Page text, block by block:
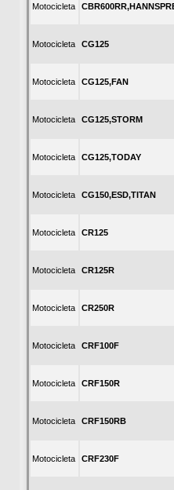
Motocicleta
Motocicleta CG125
Motocicleta CG125,FAN
Motocicleta CG125,STORM
Motocicleta CG125,TODAY
Motocicleta CG150,ESD,TITAN
Motocicleta CR125
Motocicleta CR125R
Motocicleta CR250R
Motocicleta CRF100F
Motocicleta CRF150R
Motocicleta CRF150RB
Motocicleta CRF230F